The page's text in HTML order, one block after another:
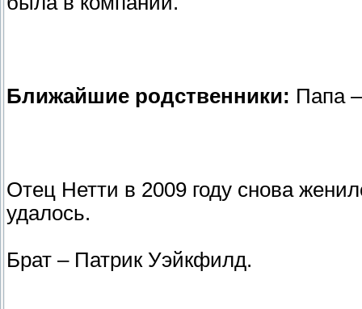
Ближайшие родственники: Папа
Отец Нетти в 2009 году снова
удалось.
Брат – Патрик Уэйкфилд.